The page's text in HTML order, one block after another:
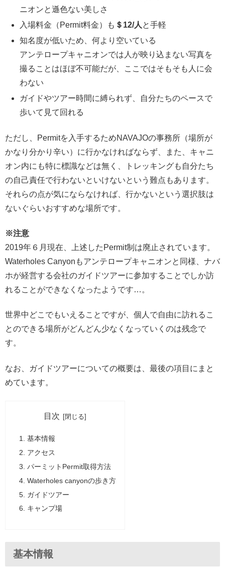
ニオンと遜色ない美しさ
入場料金（Permit料金）も ＄12/人 と手軽
知名度が低いため、何より空いている
アンテロープキャニオンでは人が映り込まない写真を
撮ることはほぼ不可能だが、ここではそもそも人に会
わない
ガイドやツアー時間に縛られず、自分たちのペースで
歩いて見て回れる
ただし、Permitを入手するためNAVAJOの事務所（場所が
かなり分かり辛い）に行かなければならず、また、キャニ
オン内にも特に標識などは無く、トレッキングも自分たち
の自己責任で行わないといけないという難点もあります。
それらの点が気にならなければ、行かないという選択肢は
ないぐらいおすすめな場所です。
※注意
2019年６月現在、上述したPermit制は廃止されています。
Waterholes Canyonもアンテロープキャニオンと同様、ナバ
ホが経営する会社のガイドツアーに参加することでしか訪
れることができなくなったようです…。
世界中どこでもいえることですが、個人で自由に訪れるこ
とのできる場所がどんどん少なくなっていくのは残念で
す。
なお、ガイドツアーについての概要は、最後の項目にまと
めています。
目次
基本情報
アクセス
パーミットPermit取得方法
Waterholes canyonの歩き方
ガイドツアー
キャンプ場
基本情報